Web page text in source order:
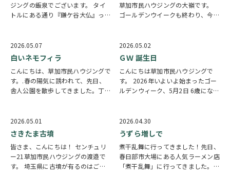
ジングの飯泉でございます。 タイ
トルにある通り『鎌ケ谷大仏』って
いかもしれませんが千葉の方であれ
ばご存じの方も多いのではないでし
ょうか。駅名にも…
草加市民ハウジングの大嶺です。
ゴールデンウイークも終わり、今日
（金）16時からCOCO CAFE’ｓで
「SMILE寄席」が開催されま
す！！…
2026.05.07
白いネモフィラ
こんにちは、草加市民ハウジングで
す。.春の陽気に誘われて、先日、
舎人公園を散歩してきました。丁度
ても可憐で、毎年楽しみにしている
光景のひとつです。ぜひスマホの待
ち受けにと思い、…
2026.05.02
ＧＷ 誕生日
こんにちは草加市民ハウジングで
す。 2026年いよいよ始まったゴー
ルデンウィーク、5月2日 6歳になっ
真ん中にいる存在に。 何気なくそ
ばにいてくれるだけで心がほっとし
て、毎日の…
2026.05.01
さきたま古墳
皆さま、こんにちは！ センチュリ
ー21草加市民ハウジングの渡邉で
す。 埼玉県に古墳が有るのはご存
2026.04.30
うずら増しで
煮干乱舞に行ってきました！先日、
春日部市大場にある人気ラーメン店
「煮干乱舞」に行ってきました。